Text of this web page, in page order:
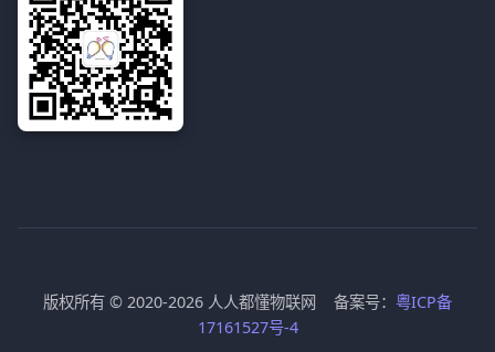
版权所有 © 2020-2026 人人都懂物联网 备案号： 粤ICP备
17161527号-4